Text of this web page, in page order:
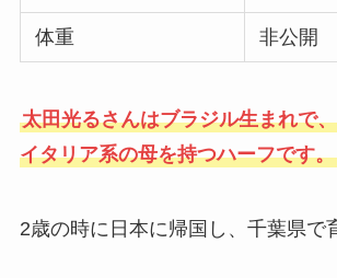
体重 非公開
太田光るさんはブラジル生まれで
イタリア系の母を持つハーフです。
2歳の時に日本に帰国し、千葉県で